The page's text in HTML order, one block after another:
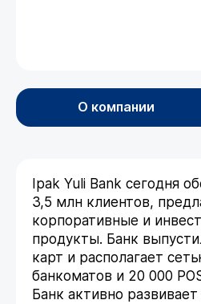
О компании
Ipak Yuli Bank сегодня
3,5 млн клиентов,
корпоративные и
продукты. Банк
карт и располагает
банкоматов и 20 000
Банк активно